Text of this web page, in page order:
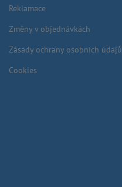
Reklamace
Změny v objednávkách
Zásady ochrany osobních údajů
Cookies